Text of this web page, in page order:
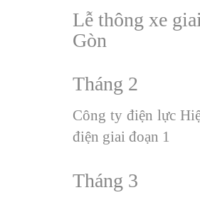
Lễ thông xe
Gòn
Tháng 2
Công ty điện lực
điện giai đoạn 1
Tháng 3